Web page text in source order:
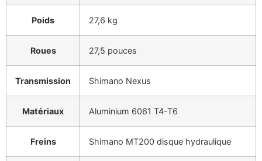
Poids 27,6 kg
Roues 27,5 pouces
Transmission Shimano Nexus
Matériaux Aluminium 6061 T4-T6
Freins Shimano MT200 disque hydraulique